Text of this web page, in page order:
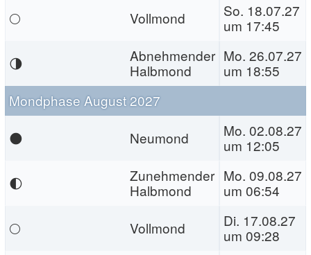
🌕
Vollmond
So. 18.07.27
um 17:45
🌗
Abnehmender
Halbmond
Mo. 26.07.27
um 18:55
Mondphase August 2027
🌑
Neumond
Mo. 02.08.27
um 12:05
🌓
Zunehmender
Halbmond
Mo. 09.08.27
um 06:54
🌕
Vollmond
Di. 17.08.27
um 09:28